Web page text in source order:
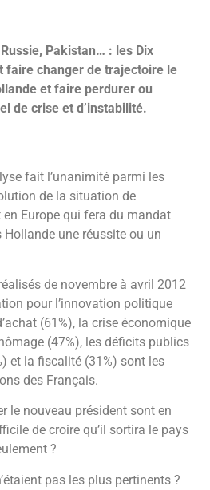
Pakistan… : les Dix
faire changer de trajectoire le
et faire perdurer ou
de crise et d’instabilité.
fait l’unanimité parmi les
de la situation de
en Europe qui fera du mandat
une réussite ou un
de novembre à avril 2012
pour l’innovation politique
(61%), la crise économique
(47%), les déficits publics
et la fiscalité (31%) sont les
des Français.
le nouveau président sont en
de croire qu’il sortira le pays
?
pas les plus pertinents ?